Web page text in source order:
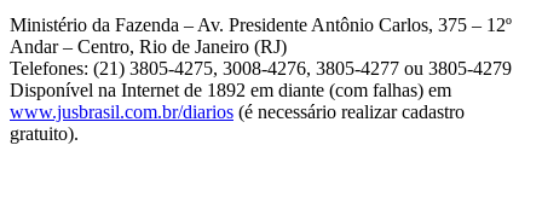
Ministério da Fazenda – Av. Presidente Antônio Carlos, 375 – 12º
Andar – Centro, Rio de Janeiro (RJ)
Telefones: (21) 3805-4275, 3008-4276, 3805-4277 ou 3805-4279
Disponível na Internet de 1892 em diante (com falhas) em
www.jusbrasil.com.br/diarios (é necessário realizar cadastro
gratuito).